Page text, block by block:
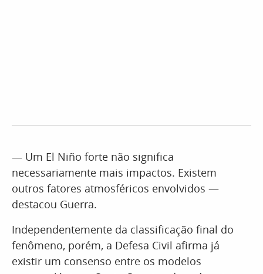
— Um El Niño forte não significa
necessariamente mais impactos. Existem
outros fatores atmosféricos envolvidos —
destacou Guerra.
Independentemente da classificação final do
fenômeno, porém, a Defesa Civil afirma já
existir um consenso entre os modelos